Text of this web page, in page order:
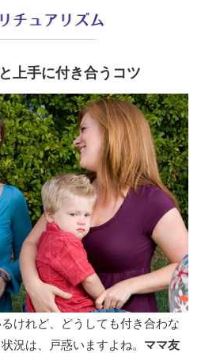
上手に付き合うコツ
けれど、どうしても付き合わな
況は、戸惑いますよね。 ママ友